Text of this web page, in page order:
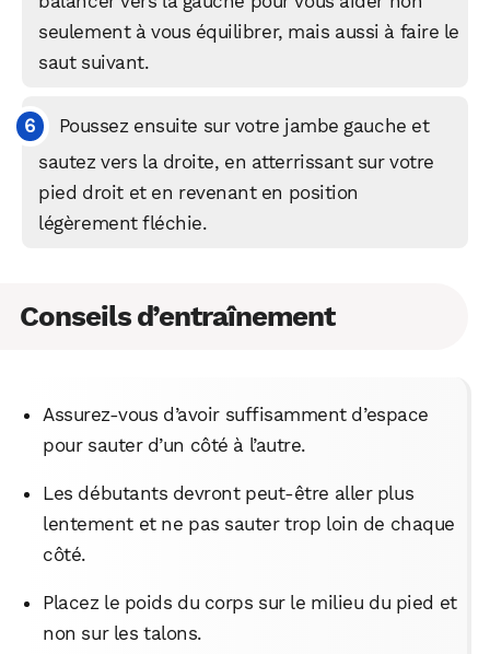
seulement à vous équilibrer, mais aussi à faire le
saut suivant.
Poussez ensuite sur votre jambe gauche et
sautez vers la droite, en atterrissant sur votre
pied droit et en revenant en position
légèrement fléchie.
Conseils d’entraînement
Assurez-vous d’avoir suffisamment d’espace
pour sauter d’un côté à l’autre.
Les débutants devront peut-être aller plus
lentement et ne pas sauter trop loin de chaque
côté.
Placez le poids du corps sur le milieu du pied et
non sur les talons.